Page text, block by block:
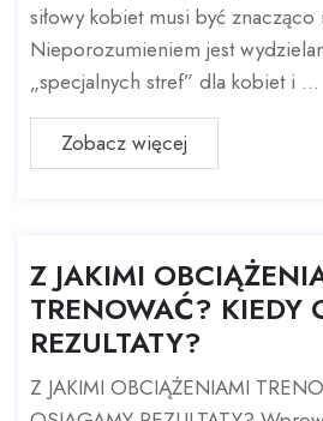
siłowy kobiet musi być
Nieporozumieniem jest
„specjalnych stref” dla kobiet i ...
Zobacz więcej
Z JAKIMI
TRENOWAĆ? KIEDY
REZULTATY?
Z JAKIMI OBCIĄŻENIAMI